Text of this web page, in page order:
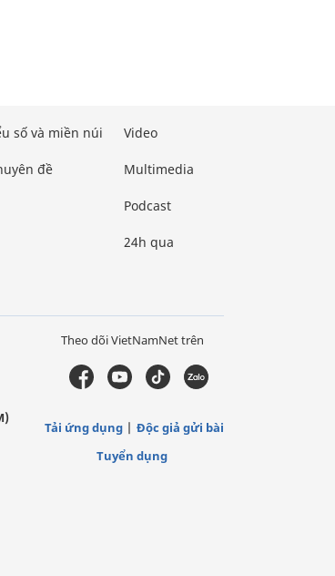
số và miền núi
đề
Video
Multimedia
Podcast
24h qua
Theo dõi VietNamNet trên
Tải ứng dụng
Độc giả gửi bài
Tuyển dụng